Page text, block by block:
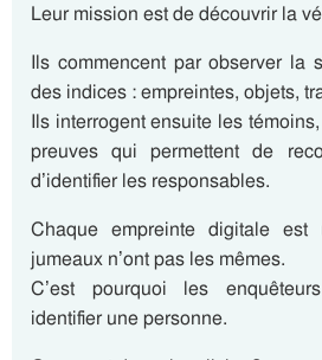
Leur mission est de découvrir la
Ils commencent par observer la
des indices : empreintes, objets,
Ils interrogent ensuite les
preuves qui permettent de
d’identifier les responsables.
Chaque empreinte digitale
jumeaux n’ont pas les mêmes.
C’est pourquoi les
identifier une personne.